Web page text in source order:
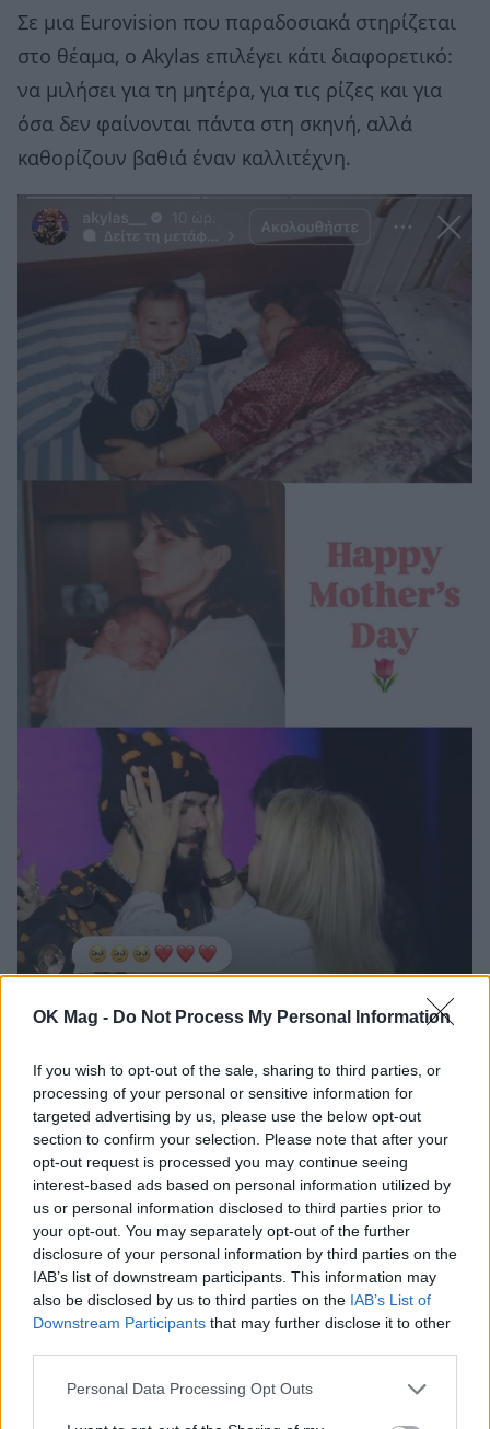
OK Mag - Do Not Process My Personal Information
If you wish to opt-out of the sale, sharing to third parties, or
processing of your personal or sensitive information for
targeted advertising by us, please use the below opt-out
section to confirm your selection. Please note that after your
opt-out request is processed you may continue seeing
interest-based ads based on personal information utilized by
us or personal information disclosed to third parties prior to
your opt-out. You may separately opt-out of the further
disclosure of your personal information by third parties on the
IAB’s list of downstream participants. This information may
also be disclosed by us to third parties on the IAB’s List of
Downstream Participants that may further disclose it to other
Personal Data Processing Opt Outs
Σε μια Eurovision που παραδοσιακά στηρίζεται
στο θέαμα, ο Akylas επιλέγει κάτι διαφορετικό:
να μιλήσει για τη μητέρα, για τις ρίζες και για
όσα δεν φαίνονται πάντα στη σκηνή, αλλά
καθορίζουν βαθιά έναν καλλιτέχνη.
Διαβάστε επίσης:Akylas: Από viral
για τη νίκη της Ελλάδας στην Eurovision,
μετά από 21 χρόνια
ΣΧΕΤΙΚΑ ΑΡΘΡΑ